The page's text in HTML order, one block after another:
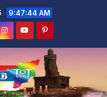
9:47:45 AM